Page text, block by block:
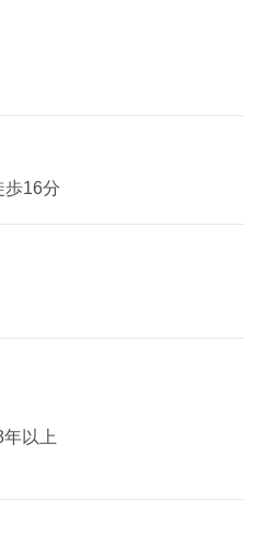
歩16分
以上